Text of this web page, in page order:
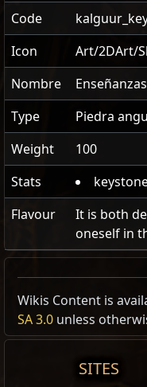
Code
Icon
Art/2DArt/
Nombre
Type
Piedra
Weight
100
Stats
Flavour
It is both
oneself in
Faction Piedra
Vorana:
negra
No obtienes
Armadura
Wikis Content is
SA 3.0 unless
SITES